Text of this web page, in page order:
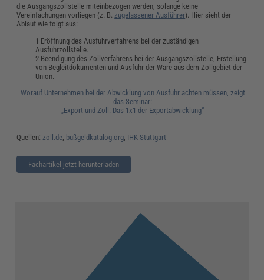
die Ausgangszollstelle miteinbezogen werden, solange keine
Vereinfachungen vorliegen (z. B.zugelassener Ausführer). Hier sieht der
Ablauf wie folgt aus:
Eröffnung des Ausfuhrverfahrens bei der zuständigen
Ausfuhrzollstelle.
Beendigung des Zollverfahrens bei der Ausgangszollstelle, Erstellung
von Begleitdokumenten und Ausfuhr der Ware aus dem Zollgebiet der
Union.
Worauf Unternehmen bei der Abwicklung von Ausfuhr achten müssen, zeigt
das Seminar:
„Export und Zoll: Das 1x1 der Exportabwicklung“
Quellen:zoll.de, bußgeldkatalog.org, IHK Stuttgart
Fachartikel jetzt herunterladen